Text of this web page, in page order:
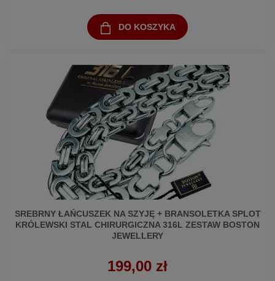
DO KOSZYKA
SREBRNY ŁAŃCUSZEK NA SZYJĘ + BRANSOLETKA SPLOT
KRÓLEWSKI STAL CHIRURGICZNA 316L ZESTAW BOSTON
JEWELLERY
199,00 zł